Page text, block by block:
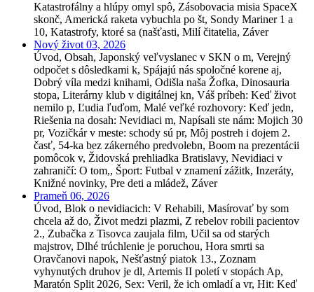
Katastrofálny a hlúpy omyl spô, Zásobovacia misia SpaceX
skonč, Americká raketa vybuchla po št, Sondy Mariner 1 a
10, Katastrofy, ktoré sa (našťasti, Milí čitatelia, Záver
Nový život 03, 2026
Úvod, Obsah, Japonský veľvyslanec v SKN o m, Verejný
odpočet s dôsledkami k, Spájajú nás spoločné korene aj,
Dobrý víla medzi knihami, Odišla naša Žofka, Dinosauria
stopa, Literárny klub v digitálnej kn, Váš príbeh: Keď život
nemilo p, Ľudia ľuďom, Malé veľké rozhovory: Keď jedn,
Riešenia na dosah: Nevidiaci m, Napísali ste nám: Mojich 30
pr, Vozičkár v meste: schody sú pr, Môj postreh i dojem 2.
časť, 54-ka bez zákerného predvolebn, Boom na prezentácii
pomôcok v, Židovská prehliadka Bratislavy, Nevidiaci v
zahraničí: O tom,, Šport: Futbal v znamení zážitk, Inzeráty,
Knižné novinky, Pre deti a mládež, Záver
Prameň 06, 2026
Úvod, Blok o nevidiacich: V Rehabili, Masírovať by som
chcela až do, Život medzi plazmi, Z rebelov robili pacientov
2., Zubačka z Tisovca zaujala film, Učil sa od starých
majstrov, Dlhé trúchlenie je poruchou, Hora smrti sa
Oravčanovi napok, Nešťastný piatok 13., Zoznam
vyhynutých druhov je dl, Artemis II poletí v stopách Ap,
Maratón Split 2026, Sex: Veril, že ich omladí a vr, Hit: Keď